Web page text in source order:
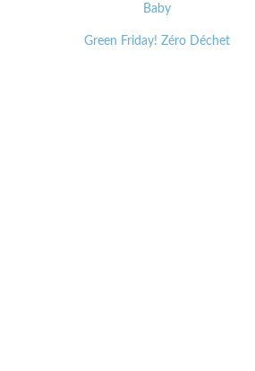
Baby
Green Friday! Zéro Déchet